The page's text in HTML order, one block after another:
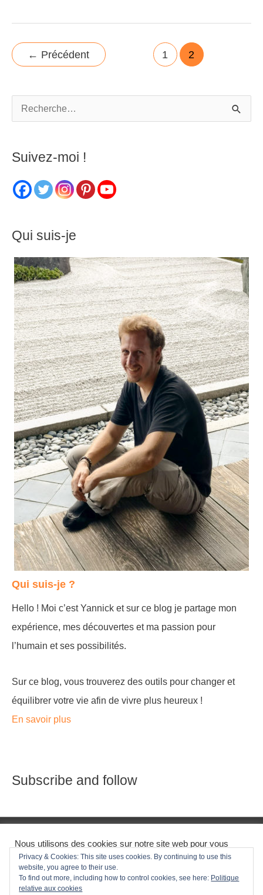
–
SMART
Pagination
d’article
← Précédent 1 2
e
h
h
e
Suivez-moi !
Qui suis-je
Qui suis-je ?
Hello ! Moi c’est Yannick et sur ce blog je partage mon
expérience, mes découvertes et ma passion pour
l’humain et ses possibilités.
Sur ce blog, vous trouverez des outils pour changer et
équilibrer votre vie afin de vivre plus heureux !
En savoir plus
Subscribe and follow
Copyright © 2026Zenergisezvous| Créer par Yannick
Contact
Nous utilisons des cookies sur notre site web pour vous
donner la meilleure expérience possible en gardant en
mémoire vos préférences et vos visites. En cliquant sur tout
accepter, vous nous donnez l'autorisation d'utiliser les
cookies. Vous pouvez également visiter les "réglages".
Privacy & Cookies: This site uses cookies. By continuing to use this
website, you agree to their use.
To find out more, including how to control cookies, see here: Politique
relative aux cookies